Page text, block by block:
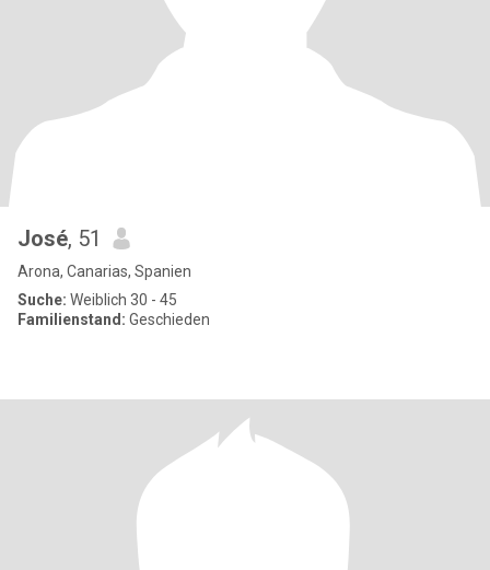
José, 51
Arona, Canarias, Spanien
Suche: Weiblich 30 - 45
Familienstand: Geschieden